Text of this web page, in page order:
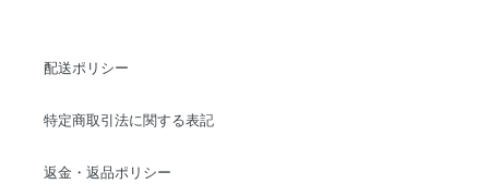
配送ポリシー
特定商取引法に関する表記
返金・返品ポリシー